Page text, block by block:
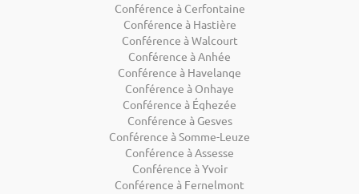
Conférence à Cerfontaine
Conférence à Hastière
Conférence à Walcourt
Conférence à Anhée
Conférence à Havelange
Conférence à Onhaye
Conférence à Éghezée
Conférence à Gesves
Conférence à Somme-Leuze
Conférence à Assesse
Conférence à Yvoir
Conférence à Fernelmont